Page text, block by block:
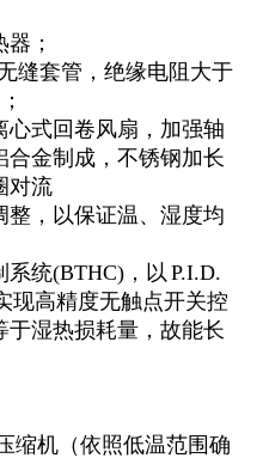
；
缝套管，绝缘电阻大于
心式回卷风扇，加强轴
金制成，不锈钢加长
对流
整，以保证温、湿度均
统(BTHC)，以 P.I.D.
现高精度无触点开关控
湿热损耗量，故能长
缩机（依照低温范围确